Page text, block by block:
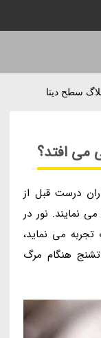
سطح دیتا
می افتد؟
درست قبل از
نمایند. نور در
می نماید،
هنگام مرگ